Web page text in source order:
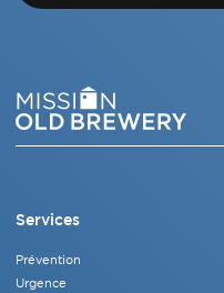
Services
Prévention
Urgence